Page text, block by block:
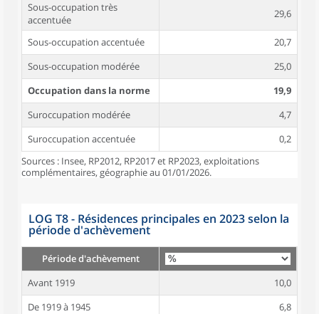
Sous-occupation très
accentuée
29,6
Sous-occupation accentuée
20,7
Sous-occupation modérée
25,0
Occupation dans la norme
19,9
Suroccupation modérée
4,7
Suroccupation accentuée
0,2
Sources : Insee, RP2012, RP2017 et RP2023, exploitations
complémentaires, géographie au 01/01/2026.
LOG T8 - Résidences principales en 2023 selon la
période d'achèvement
Période d'achèvement
Avant 1919
10,0
De 1919 à 1945
6,8